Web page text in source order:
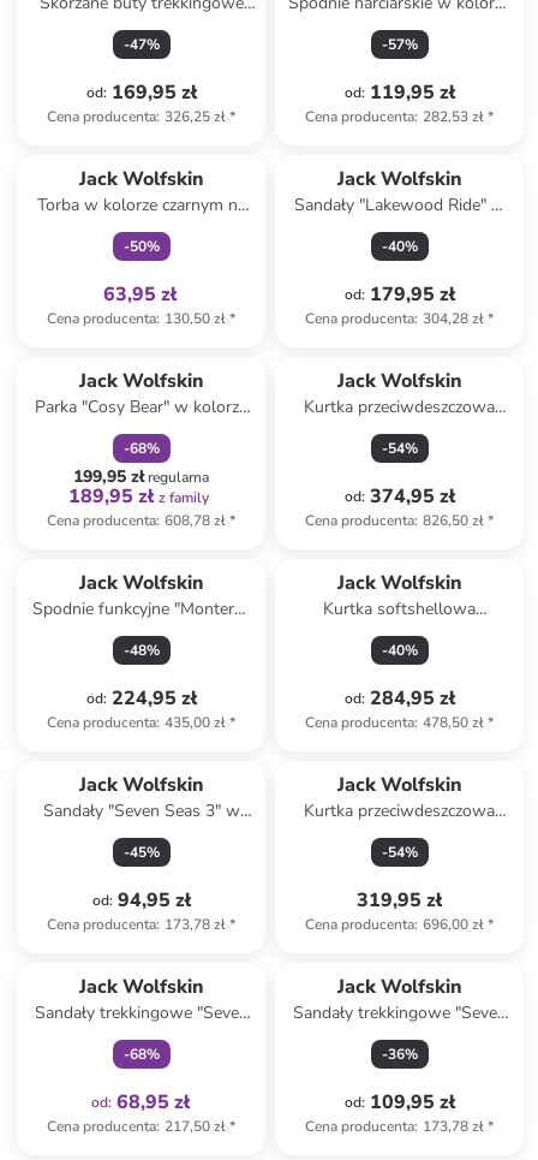
"Vojo Tour Texapore Mid" w
kolorze granatowym
-47%
od: 169,95 zł
Cena producenta: 326,25 zł*
granatowym
-57%
od: 119,95 zł
Cena producenta: 282,53 zł*
Jack Wolfskin
Torba w kolorze czarnym na
butelkę - 10 x 26 x 10 cm
-50%
63,95 zł
Cena producenta: 130,50 zł*
Jack Wolfskin
Sandały "Lakewood Ride" w
kolorze antracytowym
-40%
od: 179,95 zł
Cena producenta: 304,28 zł*
Jack Wolfskin
Parka "Cosy Bear" w kolorze
bordowym
-68%
199,95 złregularna
189,95 zł z family
Cena producenta: 608,78 zł*
Jack Wolfskin
Kurtka przeciwdeszczowa
"Baydream" w kolorze
błękitnym
-54%
od: 374,95 zł
Cena producenta: 826,50 zł*
Jack Wolfskin
Spodnie funkcyjne "Montero"
w kolorze granatowym
-48%
od: 224,95 zł
Cena producenta: 435,00 zł*
Jack Wolfskin
Kurtka softshellowa
"Bornberg" w kolorze
granatowym
-40%
od: 284,95 zł
Cena producenta: 478,50 zł*
Jack Wolfskin
Sandały "Seven Seas 3" w
kolorze czarnym
-45%
od: 94,95 zł
Cena producenta: 173,78 zł*
Jack Wolfskin
Kurtka przeciwdeszczowa
"Besler" w kolorze
oliwkowym
-54%
319,95 zł
Cena producenta: 696,00 zł*
Jack Wolfskin
Sandały trekkingowe "Seven
Seas" w kolorze zielono-
różowo-granatowym
-68%
od: 68,95 zł
Cena producenta: 217,50 zł*
Jack Wolfskin
Sandały trekkingowe "Seven
Seas" w kolorze turkusowo-
różowym
-36%
od: 109,95 zł
Cena producenta: 173,78 zł*